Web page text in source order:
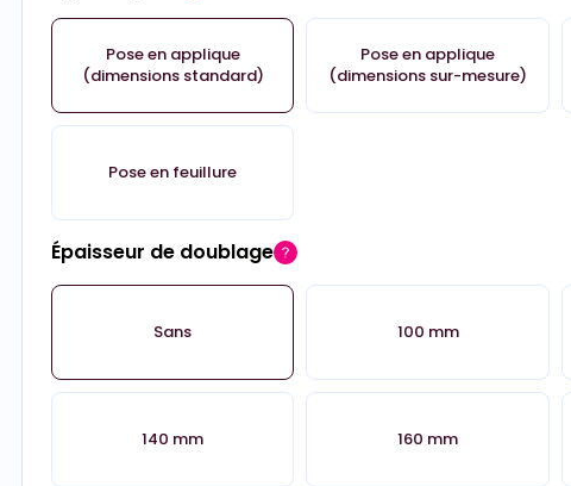
Pose en applique
(dimensions standard)
Pose en applique
(dimensions sur-mesure)
Pose en feuillure
Épaisseur de doublage
Sans 100 mm
140 mm 160 mm